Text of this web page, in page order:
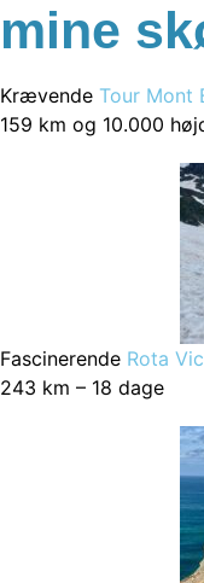
mine
Krævende Tour Mont
159 km og 10.000
Fascinerende Rota
243 km – 18 dage